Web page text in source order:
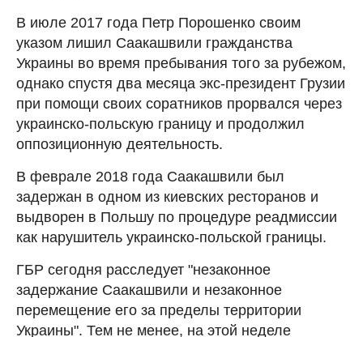
В июле 2017 года Петр Порошенко своим
указом лишил Саакашвили гражданства
Украины во время пребывания того за рубежом,
однако спустя два месяца экс-президент Грузии
при помощи своих соратников прорвался через
украинско-польскую границу и продолжил
оппозиционную деятельность.
В феврале 2018 года Саакашвили был
задержан в одном из киевских ресторанов и
выдворен в Польшу по процедуре реадмиссии
как нарушитель украинско-польской границы.
ГБР сегодня расследует "незаконное
задержание Саакашвили и незаконное
перемещение его за пределы территории
Украины". Тем не менее, на этой неделе